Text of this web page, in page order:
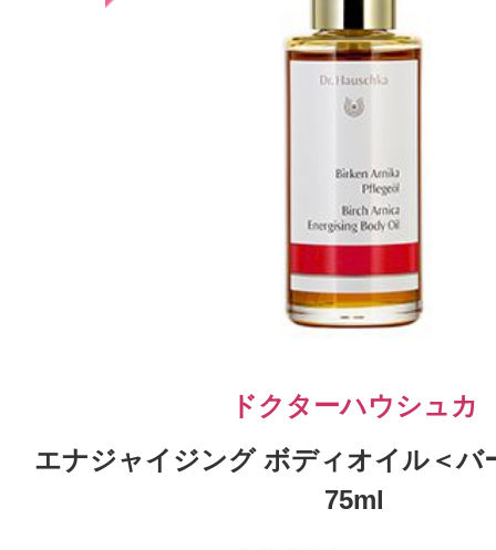
ドクターハウシュカ
エナジャイジング ボディオイル＜バ
75ml